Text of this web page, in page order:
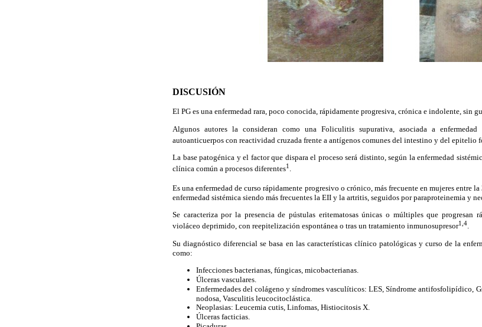
DISCUSIÓN
El PG es una enfermedad rara, poco conocida, rápidamente progresiva, crónica e indolente, sin
Algunos autores la consideran como una Foliculitis supurativa, asociada a
autoanticuerpos con reactividad cruzada frente a antígenos comunes del intestino y del epitelio
La base patogénica y el factor que dispara el proceso será distinto, según la enfermedad
clínica común a procesos diferentes1 .
Es una enfermedad de curso rápidamente progresivo o crónico, más frecuente en mujeres entre la
enfermedad sistémica siendo más frecuentes la EII y la artritis, seguidos por paraproteinemia y
Se caracteriza por la presencia de pústulas eritematosas únicas o múltiples que progresan
violáceo deprimido, con reepitelización espontánea o tras un tratamiento inmunosupresor1,4.
Su diagnóstico diferencial se basa en las características clínico patológicas y curso de la
como:
Infecciones bacterianas, fúngicas, micobacterianas.
Úlceras vasculares.
Enfermedades del colágeno y síndromes vasculíticos: LES, Síndrome antifosfolipídico,
nodosa, Vasculitis leucocitoclástica.
Neoplasias: Leucemia cutis, Linfomas, Histiocitosis X.
Úlceras facticias.